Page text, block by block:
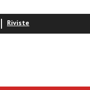
Riviste